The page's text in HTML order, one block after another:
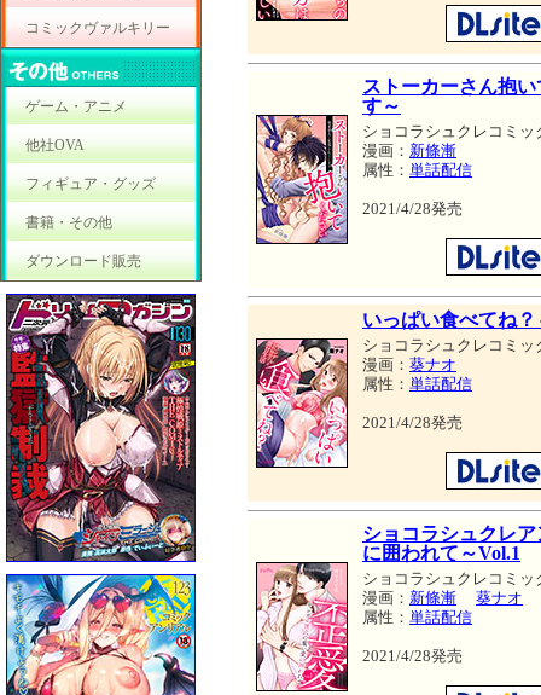
コミックヴァルキリー
ゲーム・アニメ
他社OVA
フィギュア・グッズ
書籍・その他
ダウンロード販売
ストーカーさん抱
す～
ショコラシュクレコミッ
漫画： 新條漸
属性： 単話配信
2021/4/28発売
いっぱい食べてね
ショコラシュクレコミッ
漫画： 葵ナオ
属性： 単話配信
2021/4/28発売
ショコラシュクレ
に囲われて～Vol.1
ショコラシュクレコミッ
漫画： 新條漸
葵ナオ
属性： 単話配信
2021/4/28発売